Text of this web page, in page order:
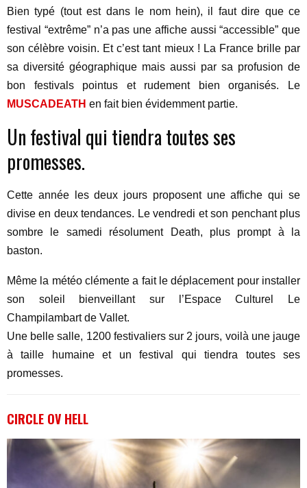
Bien typé (tout est dans le nom hein), il faut dire que ce
festival “extrême” n’a pas une affiche aussi “accessible” que
son célèbre voisin. Et c’est tant mieux ! La France brille par
sa diversité géographique mais aussi par sa profusion de
bon festivals pointus et rudement bien organisés. Le
MUSCADEATH en fait bien évidemment partie.
Un festival qui tiendra toutes ses
promesses.
Cette année les deux jours proposent une affiche qui se
divise en deux tendances. Le vendredi et son penchant plus
sombre le samedi résolument Death, plus prompt à la
baston.
Même la météo clémente a fait le déplacement pour installer
son soleil bienveillant sur l’Espace Culturel Le
Champilambart de Vallet.
Une belle salle, 1200 festivaliers sur 2 jours, voilà une jauge
à taille humaine et un festival qui tiendra toutes ses
promesses.
CIRCLE OV HELL